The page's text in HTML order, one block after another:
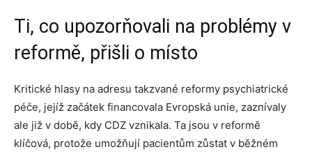
Ti, co upozorňovali na problémy v
reformě, přišli o místo
Kritické hlasy na adresu takzvané reformy psychiatrické
péče, jejíž začátek financovala Evropská unie, zaznívaly
ale již v době, kdy CDZ vznikala. Ta jsou v reformě
klíčová, protože umožňují pacientům zůstat v běžném